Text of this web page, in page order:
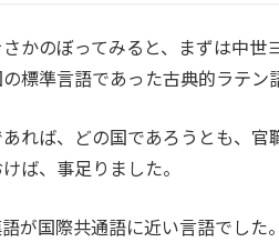
かのぼってみると、まずは中
標準言語であった古典的ラテン
れば、どの国であろうとも、
ば、事足りました。
が国際共通語に近い言語でし